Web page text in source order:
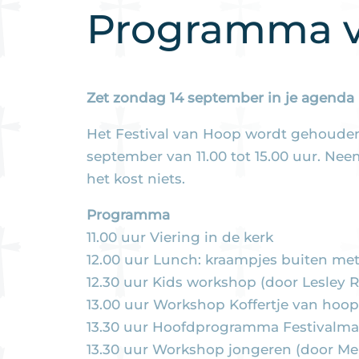
Programma
Zet zondag 14 september in je agenda
Het Festival van Hoop wordt
september van 11.00 tot 15.00 uur.
het kost niets.
Programma
11.00 uur Viering in de kerk
12.00 uur Lunch: kraampjes buiten
12.30 uur Kids workshop (door Lesley
13.00 uur Workshop Koffertje van
13.30 uur Hoofdprogramma
13.30 uur Workshop jongeren (door